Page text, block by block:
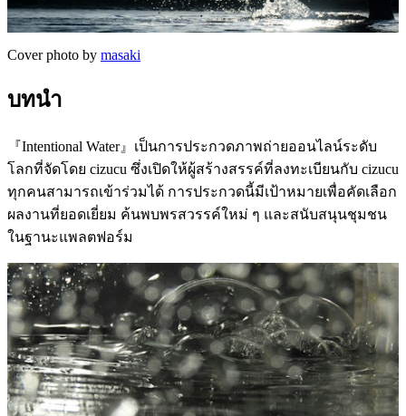
Cover photo by masaki
บทนำ
『Intentional Water』เป็นการประกวดภาพถ่ายออนไลน์ระดับ
โลกที่จัดโดย cizucu ซึ่งเปิดให้ผู้สร้างสรรค์ที่ลงทะเบียนกับ cizucu
ทุกคนสามารถเข้าร่วมได้ การประกวดนี้มีเป้าหมายเพื่อคัดเลือก
ผลงานที่ยอดเยี่ยม ค้นพบพรสวรรค์ใหม่ ๆ และสนับสนุนชุมชน
ในฐานะแพลตฟอร์ม